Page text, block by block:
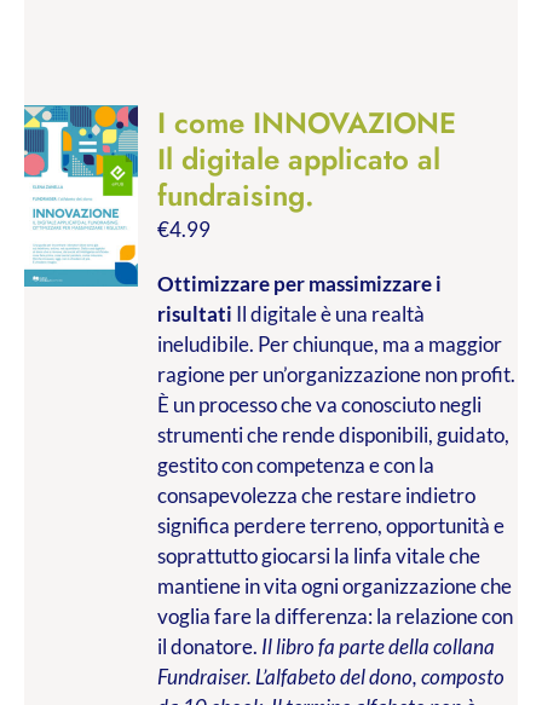
I come INNOVAZIONE
Il digitale applicato al
fundraising.
€4.99
Ottimizzare per massimizzare i
risultati Il digitale è una realtà
ineludibile. Per chiunque, ma a maggior
ragione per un’organizzazione non profit.
È un processo che va conosciuto negli
strumenti che rende disponibili, guidato,
gestito con competenza e con la
consapevolezza che restare indietro
significa perdere terreno, opportunità e
soprattutto giocarsi la linfa vitale che
mantiene in vita ogni organizzazione che
voglia fare la differenza: la relazione con
il donatore. Il libro fa parte della collana
Fundraiser. L’alfabeto del dono, composto